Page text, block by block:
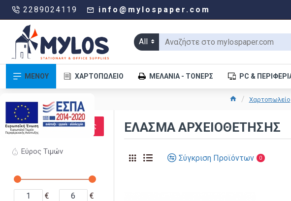
2289024119 info@mylospaper.com
All
ΜΕΝΟΥ ΧΑΡΤΟΠΩΛΕΊΟ ΜΕΛΆΝΙΑ - ΤΌΝΕΡΣ PC &
Χαρτοπωλείο
ΦΊΛΤΡΑ Καθαρισμός
Εύρος Τιμών
€ €
ΕΛΑΣΜΑ ΑΡΧΕΙΟΘΕΤΗΣΗΣ
Σύγκριση Προϊόντων 0
.